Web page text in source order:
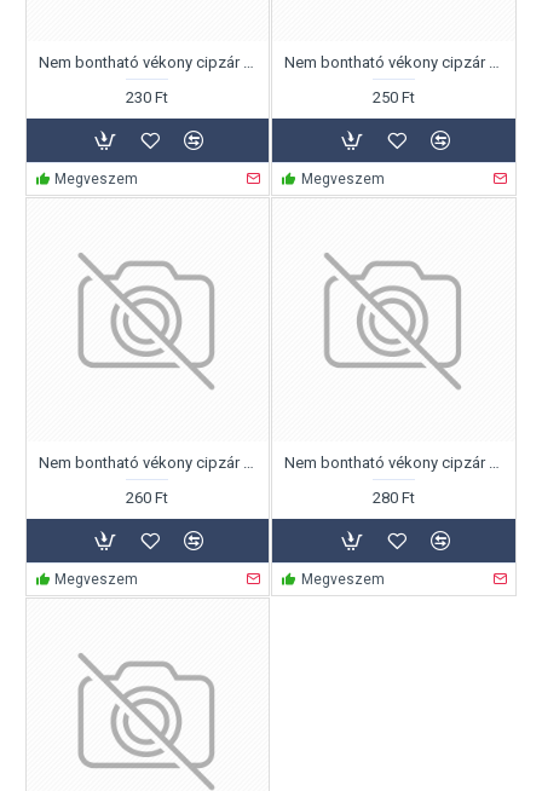
Nem bontható vékony cipzár 35cm
230 Ft
Megveszem
Nem bontható vékony cipzár 40cm
250 Ft
Megveszem
Nem bontható vékony cipzár 45cm
260 Ft
Megveszem
Nem bontható vékony cipzár 50cm
280 Ft
Megveszem